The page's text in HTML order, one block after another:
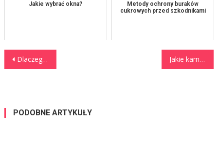
Jakie wybrać okna?
Metody ochrony buraków
cukrowych przed szkodnikami
Nawigacja wpisu
Dlaczego nie wszędzie warto nocować w trakcie urlopu w górach? Jakie karnisze wybrać do domu
PODOBNE ARTYKUŁY